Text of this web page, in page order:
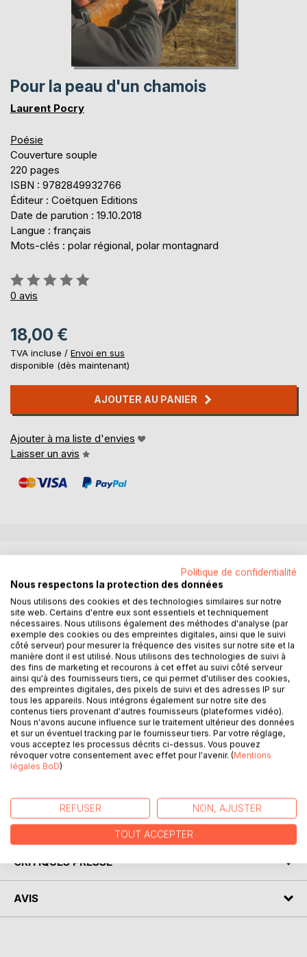
Pour la peau d'un chamois
Laurent Pocry
Poésie
Couverture souple
220 pages
ISBN : 9782849932766
Éditeur : Coëtquen Editions
Date de parution : 19.10.2018
Langue : français
Mots-clés : polar régional, polar montagnard
Évaluation:
0%
0 avis
18,00 €
TVA incluse / Envoi en sus
disponible (dès maintenant)
AJOUTER AU PANIER
Ajouter à ma liste d'envies
Laisser un avis
DESCRIPTION
Julien, un chasseur alpin du 13e BCA de Chambéry, est ­
victime d'une tentative de meurtre en surprenant un
braconnier dans le massif des Bauges. Il ne se souvient de
rien en se ­réveillant de son coma.
Au même moment, Ingrid, une journaliste parisienne
détestant la montagne, est envoyée dans les Alpes par sa
direction pour effectuer un reportage. Au cours de son
enquête, elle ­comprend au nombre d'animaux abattus
qu'un réseau de ­braconniers est constitué.
Elle fait la connaissance de Julien qui voit l'arrivée de cette
Parisienne d'un mauvais oeil. Malgré tout, une alliance se
constitue et ils enquêtent ensemble. Ils s'aperçoivent que
le braconnier est très bien organisé et que les chamois ne
AUTEUR(S)
CRITIQUES PRESSE
AVIS
Politique de confidentialité
Nous respectons la protection des données
Nous utilisons des cookies et des technologies similaires sur notre
site web. Certains d'entre eux sont essentiels et techniquement
nécessaires. Nous utilisons également des méthodes d'analyse (par
exemple des cookies ou des empreintes digitales, ainsi que le suivi
côté serveur) pour mesurer la fréquence des visites sur notre site et la
manière dont il est utilisé. Nous utilisons des technologies de suivi à
des fins de marketing et recourons à cet effet au suivi côté serveur
ainsi qu'à des fournisseurs tiers, ce qui permet d'utiliser des cookies,
des empreintes digitales, des pixels de suivi et des adresses IP sur
tous les appareils. Nous intégrons également sur notre site des
contenus tiers provenant d'autres fournisseurs (plateformes vidéo).
Nous n'avons aucune influence sur le traitement ultérieur des données
et sur un éventuel tracking par le fournisseur tiers. Par votre réglage,
vous acceptez les processus décrits ci-dessus. Vous pouvez
révoquer votre consentement avec effet pour l'avenir. (Mentions
légales BoD)
REFUSER NON, AJUSTER
TOUT ACCEPTER